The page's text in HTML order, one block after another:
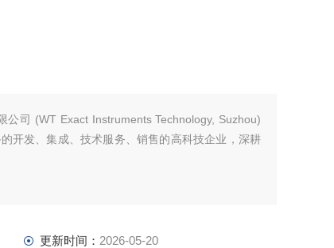
司 (WT Exact Instruments Technology, Suzhou)
开发、集成、技术服务、销售的高科技企业，深耕
更新时间： 2026-05-20